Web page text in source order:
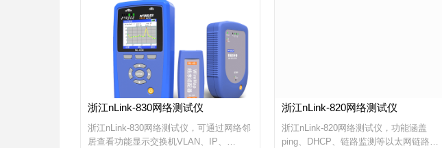
浙江nLink-830网络测试仪
浙江nLink-830网络测试仪，可通过网络邻
居查看功能显示交换机VLAN、IP、
浙江nLink-820网络测试仪
浙江nLink-820网络测试仪，功能涵盖
ping、DHCP、链路监测等以太网链路连